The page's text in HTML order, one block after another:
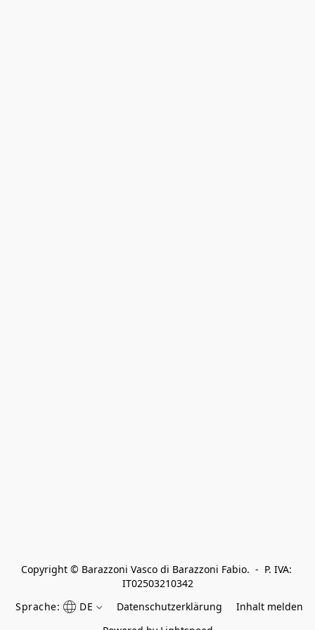
Copyright © Barazzoni Vasco di Barazzoni Fabio.  -  P. IVA:
IT02503210342
Sprache:
DE Datenschutzerklärung
Inhalt melden